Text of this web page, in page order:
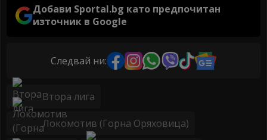
Добави Sportal.bg като предпочитан
източник в Google
Следвай ни:
Втора лига
Локомотив (Горна Оряховица)